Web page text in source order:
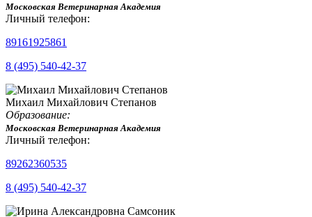
Московская Ветеринарная Академия
Личный телефон:
89161925861
8 (495) 540-42-37
Михаил Михайлович Степанов
Образование:
Московская Ветеринарная Академия
Личный телефон:
89262360535
8 (495) 540-42-37